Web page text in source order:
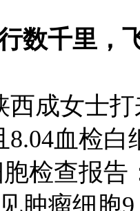
数千里，
西成女士
8.04血检白
检查报告
肿瘤细胞9